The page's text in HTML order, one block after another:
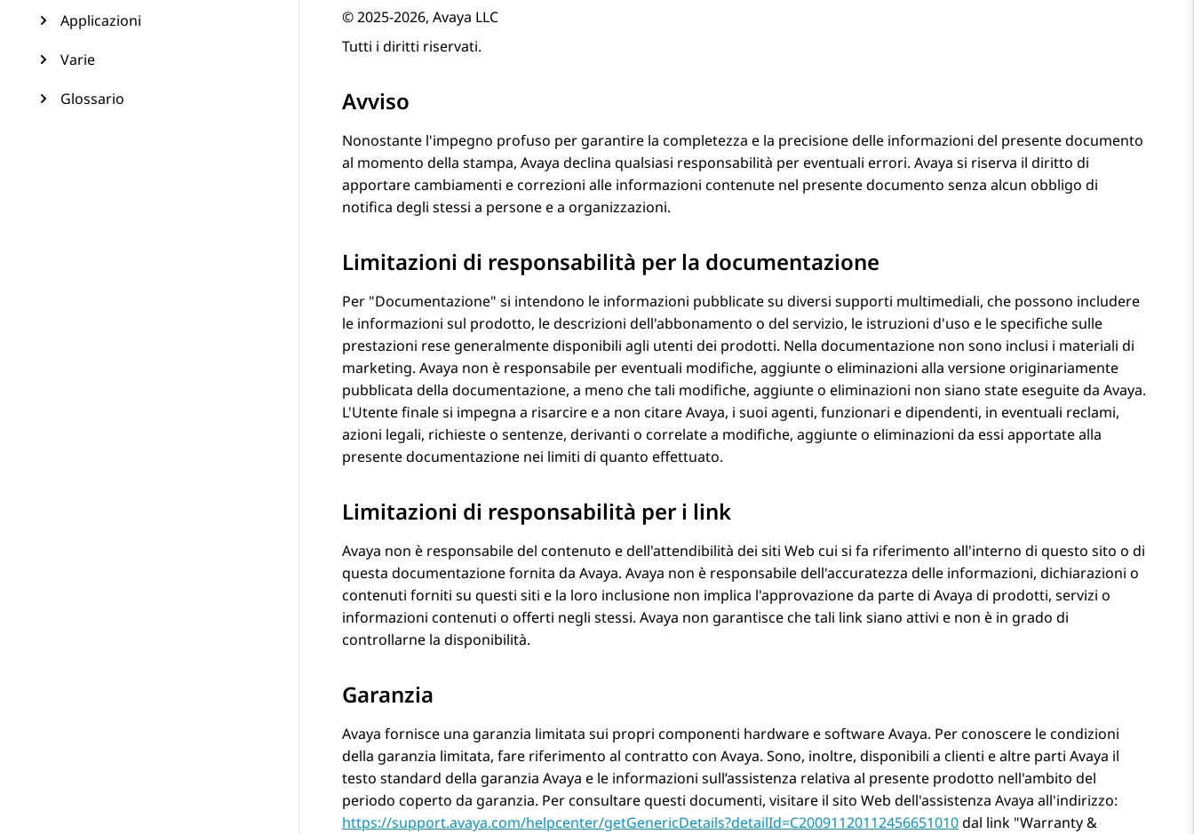
Applicazioni
Varie
Glossario
© 2025-2026, Avaya LLC
Tutti i diritti riservati.
Avviso
Nonostante l'impegno profuso per garantire la completezza e la precisione delle informazioni del presente documento
al momento della stampa, Avaya declina qualsiasi responsabilità per eventuali errori. Avaya si riserva il diritto di
apportare cambiamenti e correzioni alle informazioni contenute nel presente documento senza alcun obbligo di
notifica degli stessi a persone e a organizzazioni.
Limitazioni di responsabilità per la documentazione
Per Documentazione si intendono le informazioni pubblicate su diversi supporti multimediali, che possono includere
le informazioni sul prodotto, le descrizioni dell'abbonamento o del servizio, le istruzioni d'uso e le specifiche sulle
prestazioni rese generalmente disponibili agli utenti dei prodotti. Nella documentazione non sono inclusi i materiali di
marketing. Avaya non è responsabile per eventuali modifiche, aggiunte o eliminazioni alla versione originariamente
pubblicata della documentazione, a meno che tali modifiche, aggiunte o eliminazioni non siano state eseguite da Avaya.
L'Utente finale si impegna a risarcire e a non citareAvaya, i suoi agenti, funzionari e dipendenti, in eventuali reclami,
azioni legali, richieste o sentenze, derivanti o correlate a modifiche, aggiunte o eliminazioni da essi apportate alla
presente documentazione nei limiti di quanto effettuato.
Limitazioni di responsabilità per i link
Avaya non è responsabile del contenuto e dell'attendibilità dei siti Web cui si fa riferimento all'interno di questo sito o di
questa documentazione fornita da Avaya. Avaya non è responsabile dell'accuratezza delle informazioni, dichiarazioni o
contenuti forniti su questi siti e la loro inclusione non implica l'approvazione da parte di Avaya di prodotti, servizi o
informazioni contenuti o offerti negli stessi. Avaya non garantisce che tali link siano attivi e non è in grado di
controllarne la disponibilità.
Garanzia
Avaya fornisce una garanzia limitata sui propri componenti hardware e softwareAvaya. Per conoscere le condizioni
della garanzia limitata, fare riferimento al contratto con Avaya. Sono, inoltre, disponibili a clienti e altre parti Avaya il
testo standard della garanzia Avaya e le informazioni sull’assistenza relativa al presente prodotto nell'ambito del
periodo coperto da garanzia. Per consultare questi documenti, visitare il sito Web dell'assistenza Avaya all'indirizzo:
https://support.avaya.com/helpcenter/getGenericDetails?detailId=C20091120112456651010dal link Warranty &